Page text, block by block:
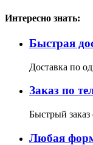
Интересно знать:
Быстрая
Доставка по
Заказ по
Быстрый
Любая